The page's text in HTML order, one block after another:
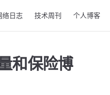
络日志 技术周刊 个人博客
和保险博